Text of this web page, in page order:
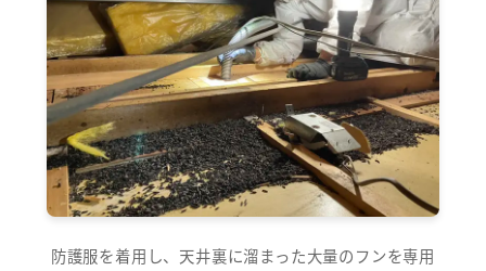
防護服を着用し、天井裏に溜まった大量のフンを専用